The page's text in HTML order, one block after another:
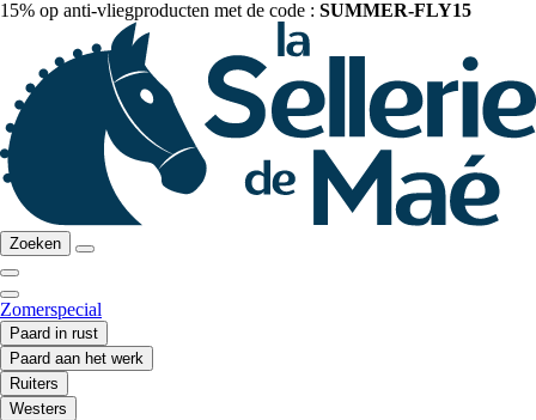
15% op anti-vliegproducten met de code : SUMMER-FLY15
Zoeken
Zomerspecial
Paard in rust
Paard aan het werk
Ruiters
Westers